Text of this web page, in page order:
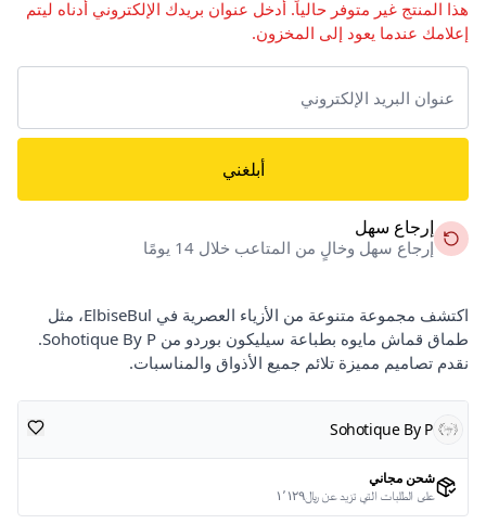
هذا المنتج غير متوفر حالياً. أدخل عنوان بريدك الإلكتروني أدناه ليتم
إعلامك عندما يعود إلى المخزون.
أبلغني
إرجاع سهل
إرجاع سهل وخالٍ من المتاعب خلال 14 يومًا
اكتشف مجموعة متنوعة من الأزياء العصرية في ElbiseBul، مثل
طماق قماش مايوه بطباعة سيليكون بوردو من Sohotique By P.
نقدم تصاميم مميزة تلائم جميع الأذواق والمناسبات.
Sohotique By P
شحن مجاني
على الطلبات التي تزيد عن ﷼١٬١٢٩